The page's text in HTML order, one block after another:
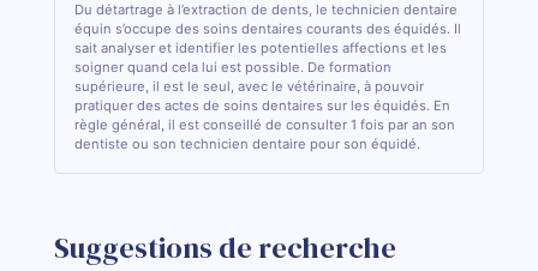
Du détartrage à l’extraction de dents, le technicien dentaire
équin s’occupe des soins dentaires courants des équidés. Il
sait analyser et identifier les potentielles affections et les
soigner quand cela lui est possible. De formation
supérieure, il est le seul, avec le vétérinaire, à pouvoir
pratiquer des actes de soins dentaires sur les équidés. En
règle général, il est conseillé de consulter 1 fois par an son
dentiste ou son technicien dentaire pour son équidé.
Suggestions de recherche